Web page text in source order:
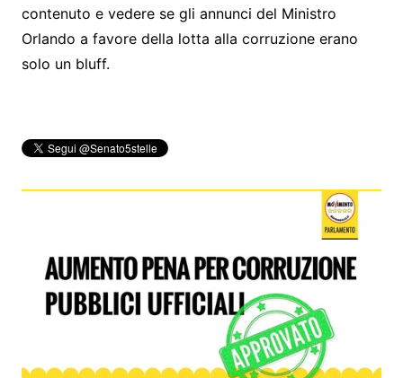
contenuto e vedere se gli annunci del Ministro
Orlando a favore della lotta alla corruzione erano
solo un bluff.